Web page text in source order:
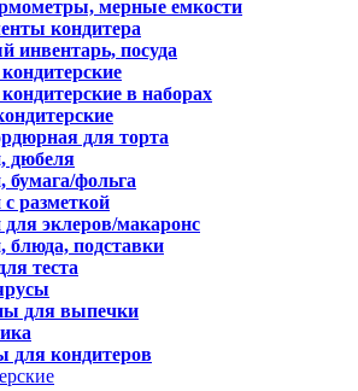
мерные емкости
кондитера
инвентарь, посуда
в наборах
для торта
дюбеля
бумага/фольга
разметкой
эклеров/макаронс
блюда, подставки
теста
для выпечки
для кондитеров